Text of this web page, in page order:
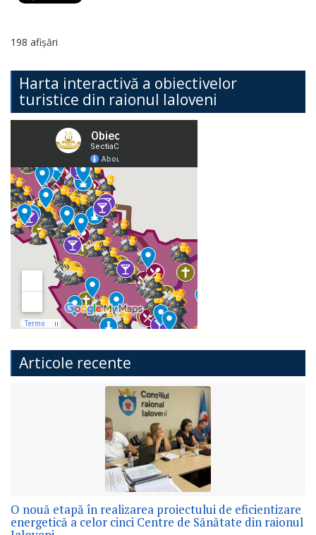
198 afișări
Harta interactivă a obiectivelor
turistice din raionul Ialoveni
Articole recente
O nouă etapă în realizarea proiectului de eficientizare
energetică a celor cinci Centre de Sănătate din raionul